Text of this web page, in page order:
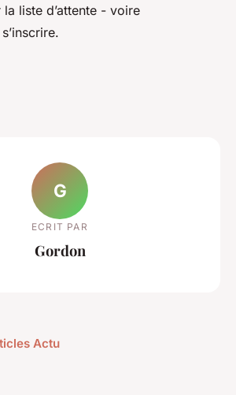
la liste d’attente - voire
G
ECRIT PAR
Gordon
Actu